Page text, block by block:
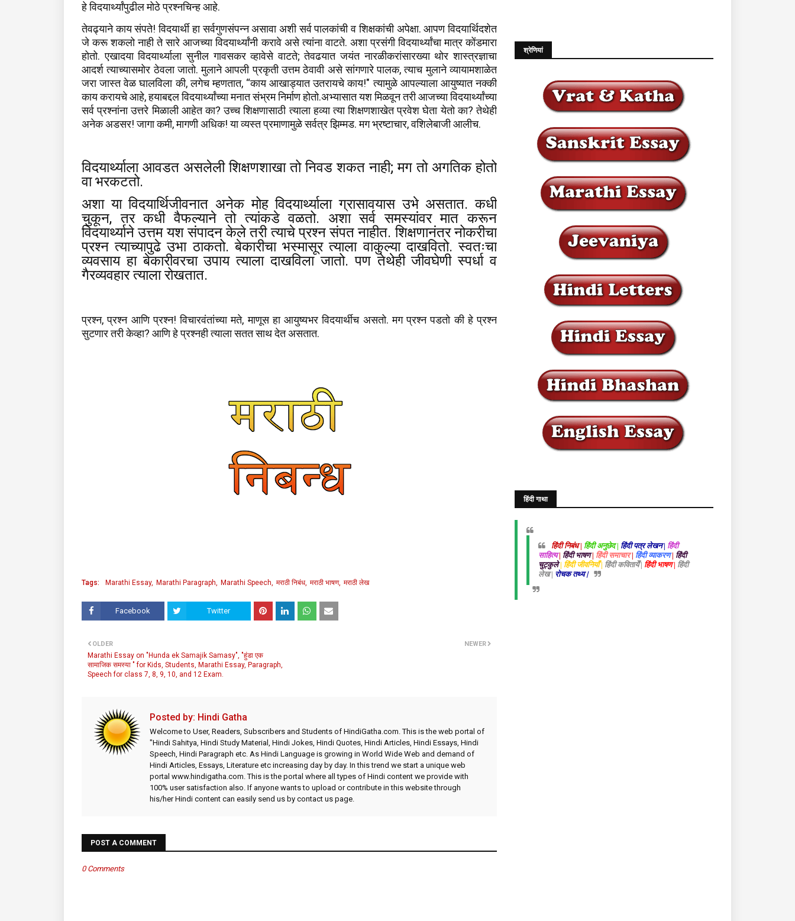
हे विदयार्थ्यांपुढील मोठे प्रश्नचिन्ह आहे.
तेवढ्याने काय संपते! विदयार्थी हा सर्वगुणसंपन्न असावा अशी सर्व पालकांची व शिक्षकांची अपेक्षा. आपण विदयार्थिदशेत
जे करू शकलो नाही ते सारे आजच्या विदयार्थ्यांनी करावे असे त्यांना वाटते. अशा प्रसंगी विदयार्थ्यांचा मात्र कोंडमारा
होतो. एखादया विदयार्थ्याला सुनील गावसकर व्हावेसे वाटते; तेवढयात जयंत नारळीकरांसारख्या थोर शास्त्रज्ञाचा
आदर्श त्याच्यासमोर ठेवला जातो. मुलाने आपली प्रकृती उत्तम ठेवावी असे सांगणारे पालक, त्याच मुलाने व्यायामशाळेत
जरा जास्त वेळ घालविला की, लगेच म्हणतात, “काय आखाड्यात उतरायचे काय!" त्यामुळे आपल्याला आयुष्यात नक्की
काय करायचे आहे, हयाबद्दल विदयार्थ्यांच्या मनात संभ्रम निर्माण होतो.अभ्यासात यश मिळवून तरी आजच्या विदयार्थ्यांच्या
सर्व प्रश्नांना उत्तरे मिळाली आहेत का? उच्च शिक्षणासाठी त्याला हव्या त्या शिक्षणशाखेत प्रवेश घेता येतो का? तेथेही
अनेक अडसर! जागा कमी, मागणी अधिक! या व्यस्त प्रमाणामुळे सर्वत्र झिम्मड. मग भ्रष्टाचार, वशिलेबाजी आलीच.
विदयार्थ्याला आवडत असलेली शिक्षणशाखा तो निवड शकत नाही; मग तो अगतिक होतो
वा भरकटतो.
अशा या विदयार्थिजीवनात अनेक मोह विदयार्थ्याला ग्रासावयास उभे असतात. कधी
चुकून, तर कधी वैफल्याने तो त्यांकडे वळतो. अशा सर्व समस्यांवर मात करून
विदयार्थ्याने उत्तम यश संपादन केले तरी त्याचे प्रश्न संपत नाहीत. शिक्षणानंतर नोकरीचा
प्रश्न त्याच्यापुढे उभा ठाकतो. बेकारीचा भस्मासूर त्याला वाकुल्या दाखवितो. स्वतःचा
व्यवसाय हा बेकारीवरचा उपाय त्याला दाखविला जातो. पण तेथेही जीवघेणी स्पर्धा व
गैरव्यवहार त्याला रोखतात.
प्रश्न, प्रश्न आणि प्रश्न! विचारवंतांच्या मते, माणूस हा आयुष्यभर विदयार्थीच असतो. मग प्रश्न पडतो की हे प्रश्न
सुटणार तरी केव्हा? आणि हे प्रश्नही त्याला सतत साथ देत असतात.
Tags: Marathi Essay Marathi Paragraph Marathi Speech मराठी निबंध मराठी भाषण मराठी लेख
Facebook Twitter
NEWER
OLDER
Marathi Essay on "Hunda ek Samajik Samasy", "हुंडा एक
सामाजिक समस्या " for Kids, Students, Marathi Essay, Paragraph,
Speech for class 7, 8, 9, 10, and 12 Exam.
Posted by: Hindi Gatha
Welcome to User, Readers, Subscribers and Students of HindiGatha.com. This is the web portal of
"Hindi Sahitya, Hindi Study Material, Hindi Jokes, Hindi Quotes, Hindi Articles, Hindi Essays, Hindi
Speech, Hindi Paragraph etc. As Hindi Language is growing in World Wide Web and demand of
Hindi Articles, Essays, Literature etc increasing day by day. In this trend we start a unique web
portal www.hindigatha.com. This is the portal where all types of Hindi content we provide with
100% user satisfaction also. If anyone wants to upload or contribute in this website through
his/her Hindi content can easily send us by contact us page.
POST A COMMENT
0 Comments
श्रेणियां
हिंदी गाथा
हिंदी निबंध | हिंदी अनुछेद | हिंदी पत्र लेखन | हिंदी
साहित्य| हिंदी भाषण| हिंदी समाचार| हिंदी व्याकरण| हिंदी
चुट्कुले| हिंदी जीवनियाँ | हिंदी कवितायेँ | हिंदी भाषण | हिंदी
लेख | रोचक तथ्य |